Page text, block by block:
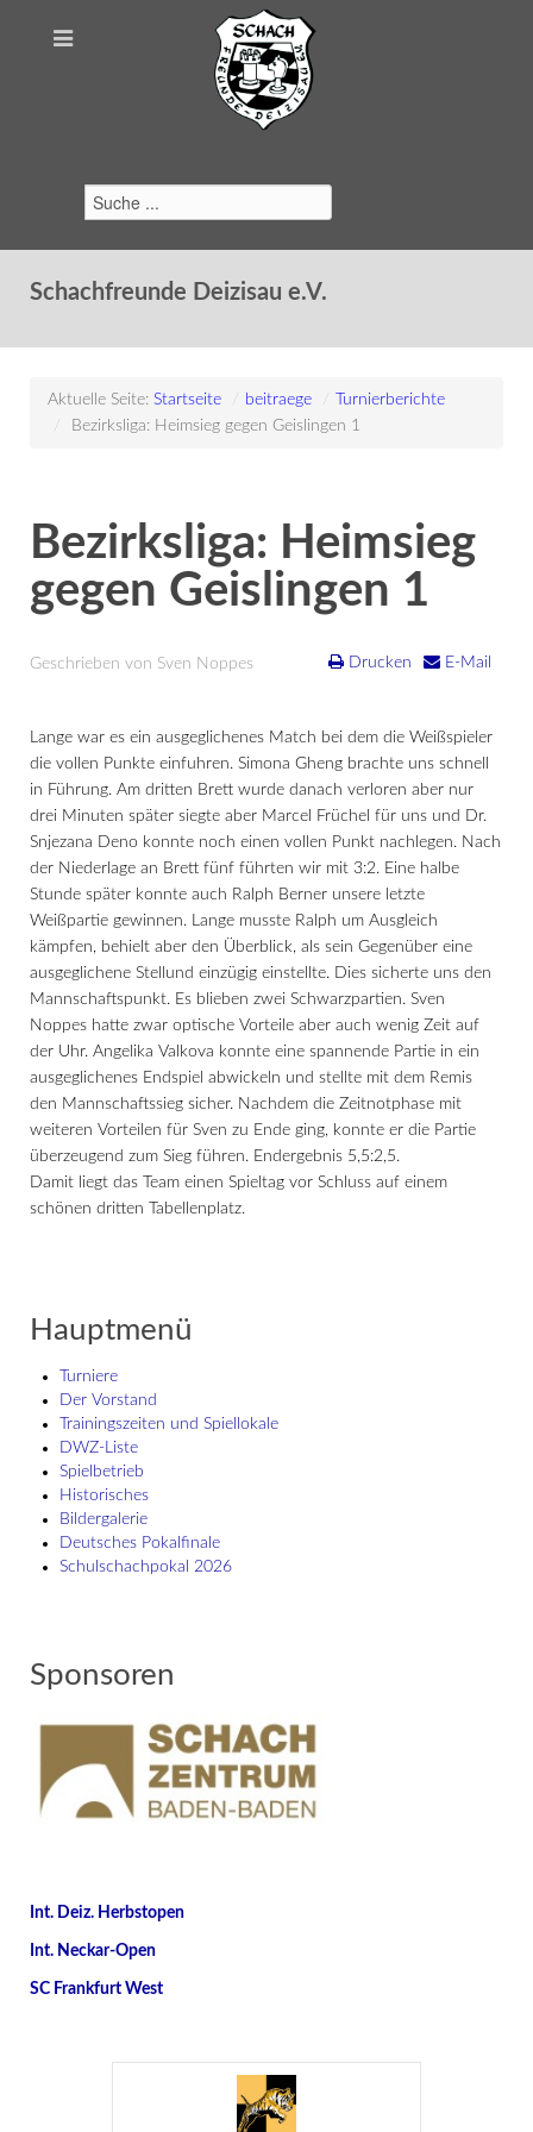
Schachfreunde Deizisau e.V.
Aktuelle Seite: Startseite / beitraege /
Turnierberichte
/
Bezirksliga: Heimsieg gegen Geislingen 1
Bezirksliga: Heimsieg
gegen Geislingen 1
Drucken E-Mail
Geschrieben von Sven Noppes
Lange war es ein ausgeglichenes Match bei dem die Weißspieler
die vollen Punkte einfuhren. Simona Gheng brachte uns schnell
in Führung. Am dritten Brett wurde danach verloren aber nur
drei Minuten später siegte aber Marcel Früchel für uns und Dr.
Snjezana Deno konnte noch einen vollen Punkt nachlegen. Nach
der Niederlage an Brett fünf führten wir mit 3:2. Eine halbe
Stunde später konnte auch Ralph Berner unsere letzte
Weißpartie gewinnen. Lange musste Ralph um Ausgleich
kämpfen, behielt aber den Überblick, als sein Gegenüber eine
ausgeglichene Stellund einzügig einstellte. Dies sicherte uns den
Mannschaftspunkt. Es blieben zwei Schwarzpartien. Sven
Noppes hatte zwar optische Vorteile aber auch wenig Zeit auf
der Uhr. Angelika Valkova konnte eine spannende Partie in ein
ausgeglichenes Endspiel abwickeln und stellte mit dem Remis
den Mannschaftssieg sicher. Nachdem die Zeitnotphase mit
weiteren Vorteilen für Sven zu Ende ging, konnte er die Partie
überzeugend zum Sieg führen. Endergebnis 5,5:2,5.
Damit liegt das Team einen Spieltag vor Schluss auf einem
schönen dritten Tabellenplatz.
Hauptmenü
Turniere
Der Vorstand
Trainingszeiten und Spiellokale
DWZ-Liste
Spielbetrieb
Historisches
Bildergalerie
Deutsches Pokalfinale
Schulschach­pokal 2026
Sponsoren
Int. Deiz. Herbstopen
Int. Neckar-Open
SC Frankfurt West